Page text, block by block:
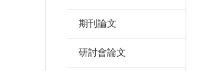
期刊論文
研討會論文